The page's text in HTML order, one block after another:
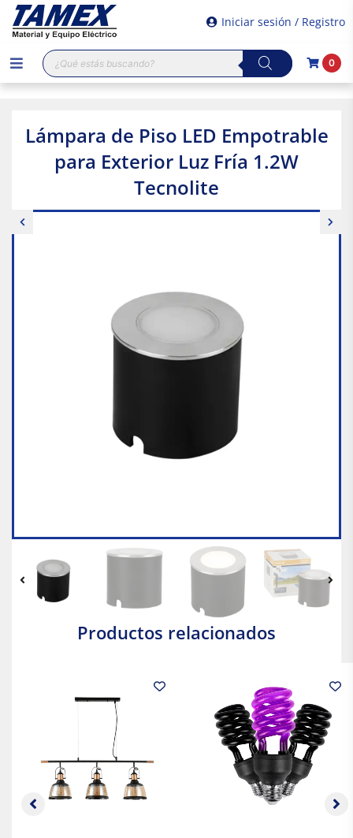
Iniciar sesión / Registro
Búsqueda
de
productos
0
Lámpara de Piso LED Empotrable
para Exterior Luz Fría 1.2W
Tecnolite
Productos relacionados